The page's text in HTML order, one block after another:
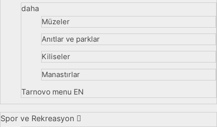
daha
Müzeler
Anıtlar ve parklar
Kiliseler
Manastırlar
Tarnovo menu EN
Spor ve Rekreasyon